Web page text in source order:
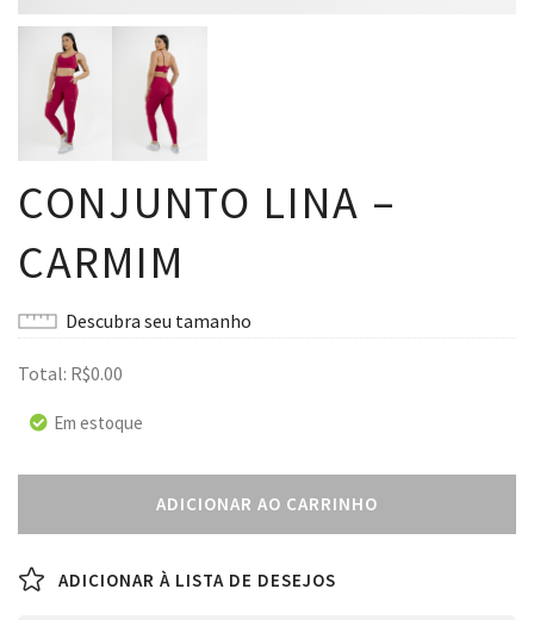
CONJUNTO LINA –
CARMIM
Descubra seu tamanho
Total: R$0.00
Em estoque
ADICIONAR AO CARRINHO
ADICIONAR À LISTA DE DESEJOS